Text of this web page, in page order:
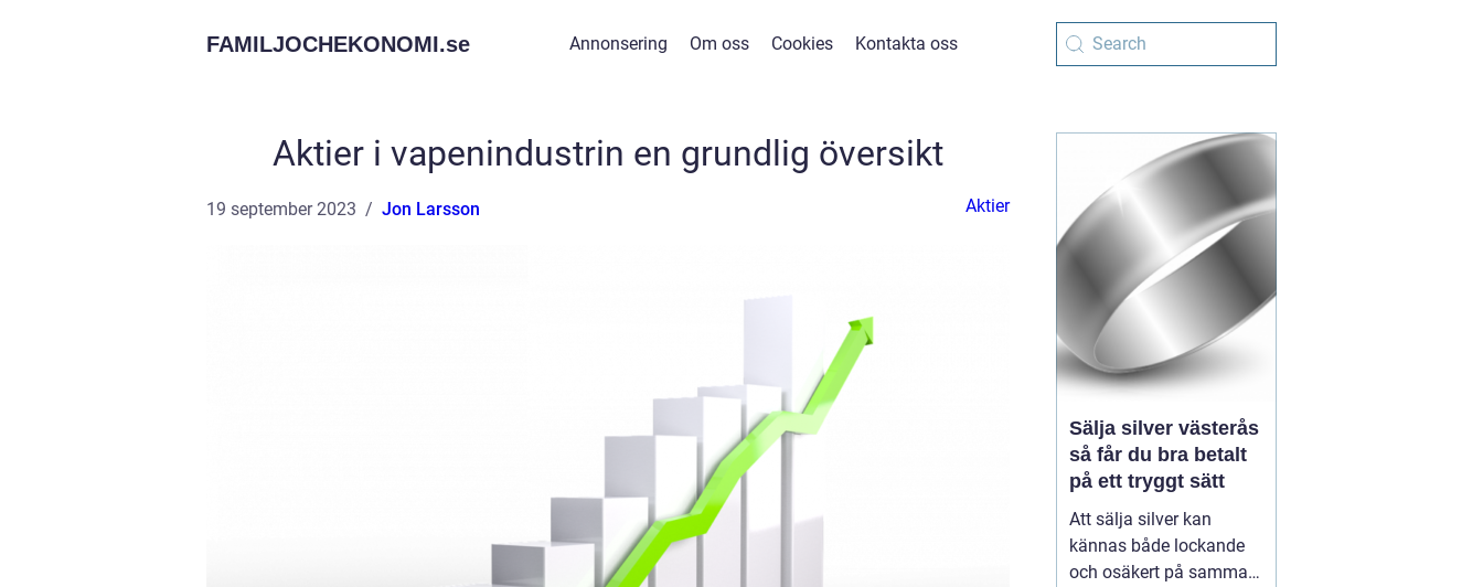
FAMILJOCHEKONOMI.se Annonsering Om oss Cookies Kontakta oss
Aktier i vapenindustrin en grundlig översikt
19 september 2023 Jon Larsson Aktier
Sälja silver västerås
så får du bra betalt
på ett tryggt sätt
Att sälja silver kan
kännas både lockande
och osäkert på samma